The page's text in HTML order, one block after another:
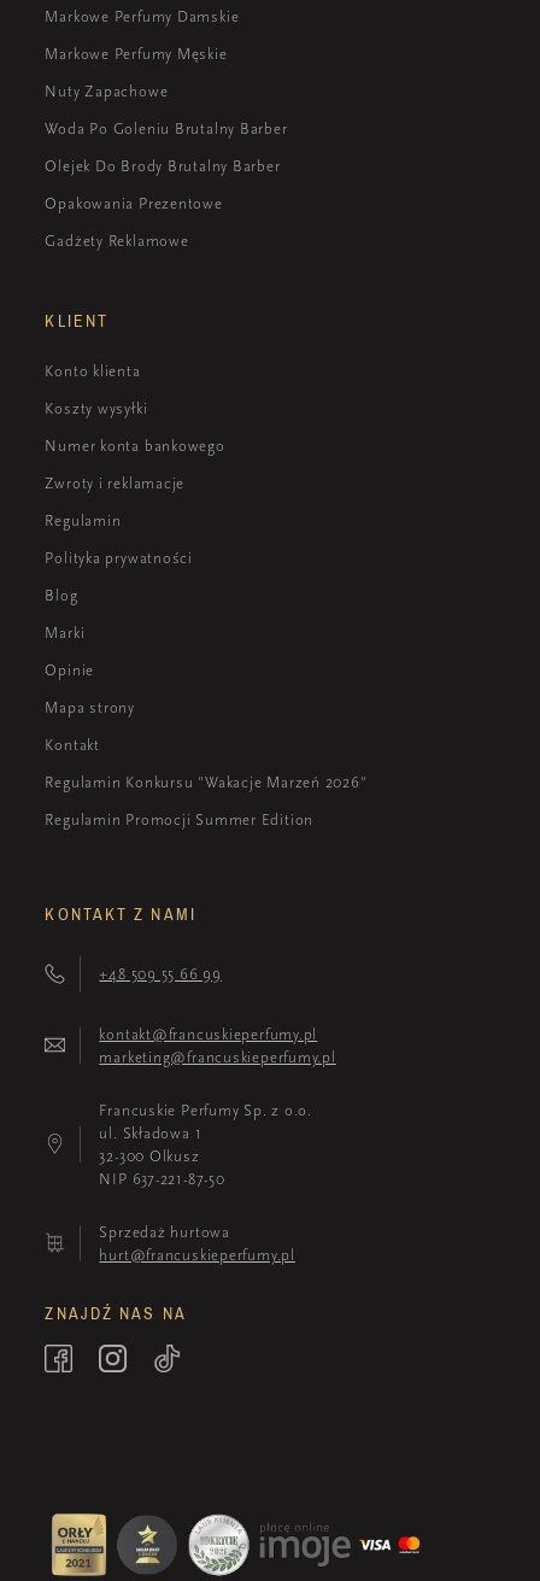
Markowe Perfumy Damskie
Markowe Perfumy Męskie
Nuty Zapachowe
Woda Po Goleniu Brutalny Barber
Olejek Do Brody Brutalny Barber
Opakowania Prezentowe
Gadżety Reklamowe
KLIENT
Konto klienta
Koszty wysyłki
Numer konta bankowego
Zwroty i reklamacje
Regulamin
Polityka prywatności
Blog
Marki
Opinie
Mapa strony
Kontakt
Regulamin Konkursu "Wakacje Marzeń 2026"
Regulamin Promocji Summer Edition
KONTAKT Z NAMI
+48 509 55 66 99
kontakt@francuskieperfumy.pl
marketing@francuskieperfumy.pl
Francuskie Perfumy Sp. z o.o.
ul. Składowa 1
32-300 Olkusz
NIP 637-221-87-50
Sprzedaż hurtowa
hurt@francuskieperfumy.pl
ZNAJDŹ NAS NA